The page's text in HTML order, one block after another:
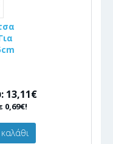
13,11€
0,69€!